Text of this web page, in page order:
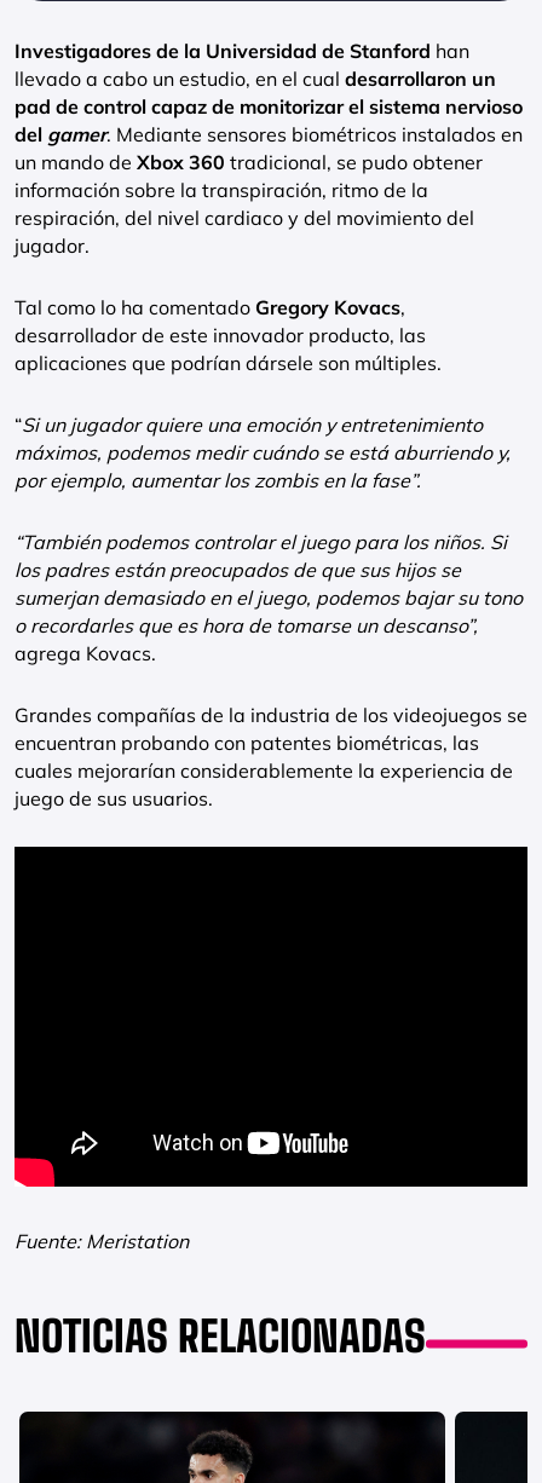
Investigadores de la Universidad de Stanford han
llevado a cabo un estudio, en el cual desarrollaron un
pad de control capaz de monitorizar el sistema nervioso
del gamer. Mediante sensores biométricos instalados en
un mando de Xbox 360 tradicional, se pudo obtener
información sobre la transpiración, ritmo de la
respiración, del nivel cardiaco y del movimiento del
jugador.
Tal como lo ha comentado Gregory Kovacs,
desarrollador de este innovador producto, las
aplicaciones que podrían dársele son múltiples.
“Si un jugador quiere una emoción y entretenimiento
máximos, podemos medir cuándo se está aburriendo y,
por ejemplo, aumentar los zombis en la fase”.
“También podemos controlar el juego para los niños. Si
los padres están preocupados de que sus hijos se
sumerjan demasiado en el juego, podemos bajar su tono
o recordarles que es hora de tomarse un descanso”,
agrega Kovacs.
Grandes compañías de la industria de los videojuegos se
encuentran probando con patentes biométricas, las
cuales mejorarían considerablemente la experiencia de
juego de sus usuarios.
Fuente: Meristation
NOTICIAS RELACIONADAS